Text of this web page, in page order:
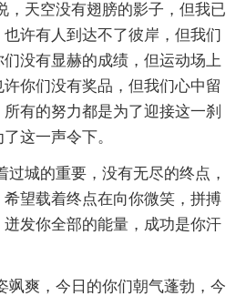
，天空没有翅膀的影子，但我已
也许有人到达不了彼岸，但我们
没有显赫的成绩，但运动场上
你们没有奖品，但我们心中留
有的努力都是为了迎接这一刹
这一声令下。
过城的重要，没有无尽的终点，
望载着终点在向你微笑，拼搏
发你全部的能量，成功是你汗
飒爽，今日的你们朝气蓬勃，今